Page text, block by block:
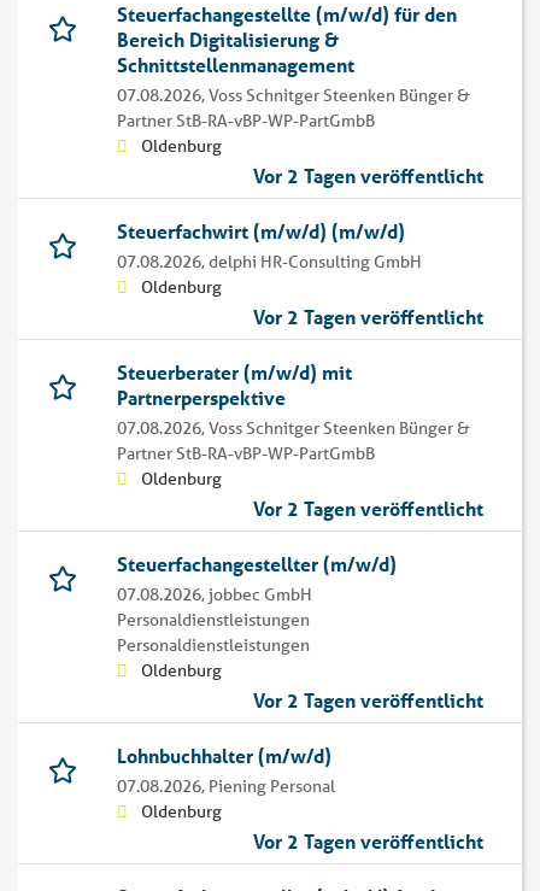
Steuerfachangestellte (m/w/d) für den
Bereich Digitalisierung &
Schnittstellenmanagement
07.08.2026,Voss Schnitger Steenken Bünger &
Partner StB-RA-vBP-WP-PartGmbB
Oldenburg
Vor 2 Tagen veröffentlicht
Steuerfachwirt (m/w/d) (m/w/d)
07.08.2026,delphi HR-Consulting GmbH
Oldenburg
Vor 2 Tagen veröffentlicht
Steuerberater (m/w/d) mit
Partnerperspektive
07.08.2026,Voss Schnitger Steenken Bünger &
Partner StB-RA-vBP-WP-PartGmbB
Oldenburg
Vor 2 Tagen veröffentlicht
Steuerfachangestellter (m/w/d)
07.08.2026,jobbec GmbH
Personaldienstleistungen
Personaldienstleistungen
Oldenburg
Vor 2 Tagen veröffentlicht
Lohnbuchhalter (m/w/d)
07.08.2026, Piening Personal
Oldenburg
Vor 2 Tagen veröffentlicht